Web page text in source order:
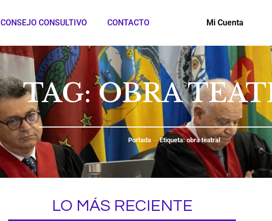
CONSEJO CONSULTIVO CONTACTO Mi Cuenta
TAG: OBRA
Portada Etiqueta: obra teatral
LO MÁS RECIENTE